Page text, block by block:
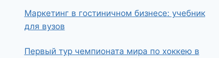
Маркетинг в гостиничном бизнесе: учебник
для вузов
Первый тур чемпионата мира по хоккею в